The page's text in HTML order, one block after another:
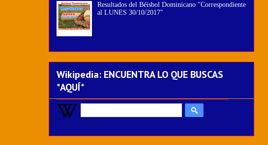
Resultados del Béisbol Dominicano "Correspondiente
al LUNES 30/10/2017"
Wikipedia: ENCUENTRA LO QUE BUSCAS
*AQUÍ*